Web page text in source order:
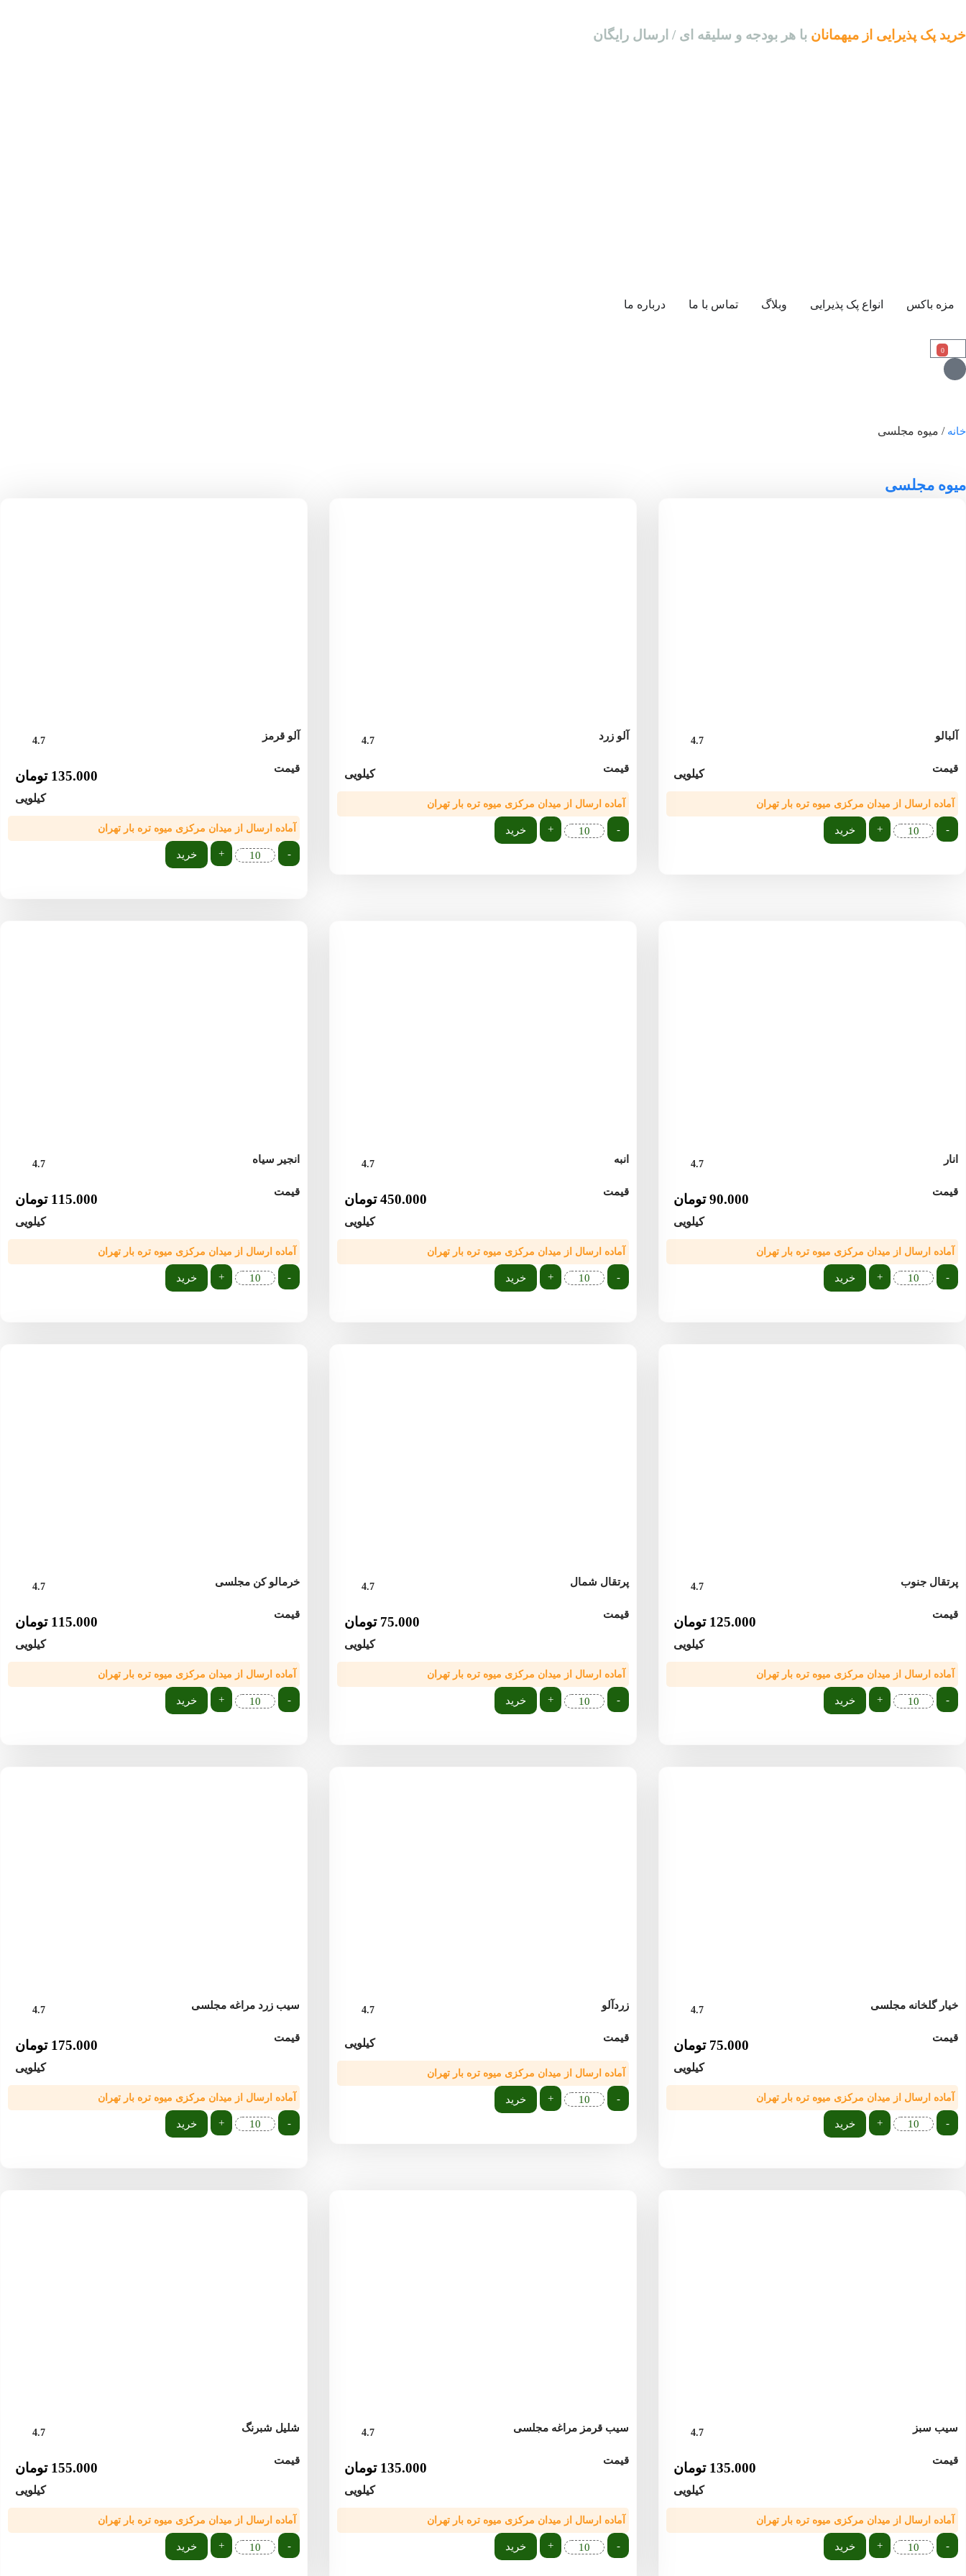
خرید پک پذیرایی از میهمانان با هر بودجه و سلیقه ای / ارسال رایگان
مزه باکس انواع پک پذیرایی وبلاگ تماس با ما درباره ما
0
خانه / میوه مجلسی
میوه مجلسی
آلبالو 4.7
قیمت کیلویی
آماده ارسال از میدان مرکزی میوه تره بار تهران
-
+ خرید
آلو زرد 4.7
قیمت کیلویی
آماده ارسال از میدان مرکزی میوه تره بار تهران
-
+ خرید
آلو قرمز 4.7
قیمت
135.000 تومان
کیلویی
آماده ارسال از میدان مرکزی میوه تره بار تهران
-
+ خرید
انار 4.7
قیمت
90.000 تومان
کیلویی
آماده ارسال از میدان مرکزی میوه تره بار تهران
-
+ خرید
انبه 4.7
قیمت
450.000 تومان
کیلویی
آماده ارسال از میدان مرکزی میوه تره بار تهران
-
+ خرید
انجیر سیاه 4.7
قیمت
115.000 تومان
کیلویی
آماده ارسال از میدان مرکزی میوه تره بار تهران
-
+ خرید
پرتقال جنوب 4.7
قیمت
125.000 تومان
کیلویی
آماده ارسال از میدان مرکزی میوه تره بار تهران
-
+ خرید
پرتقال شمال 4.7
قیمت
75.000 تومان
کیلویی
آماده ارسال از میدان مرکزی میوه تره بار تهران
-
+ خرید
خرمالو کن مجلسی 4.7
قیمت
115.000 تومان
کیلویی
آماده ارسال از میدان مرکزی میوه تره بار تهران
-
+ خرید
خیار گلخانه مجلسی 4.7
قیمت
75.000 تومان
کیلویی
آماده ارسال از میدان مرکزی میوه تره بار تهران
-
+ خرید
زردآلو 4.7
قیمت کیلویی
آماده ارسال از میدان مرکزی میوه تره بار تهران
-
+ خرید
سیب زرد مراغه مجلسی 4.7
قیمت
175.000 تومان
کیلویی
آماده ارسال از میدان مرکزی میوه تره بار تهران
-
+ خرید
سیب سبز 4.7
قیمت
135.000 تومان
کیلویی
آماده ارسال از میدان مرکزی میوه تره بار تهران
-
+ خرید
سیب قرمز مراغه مجلسی 4.7
قیمت
135.000 تومان
کیلویی
آماده ارسال از میدان مرکزی میوه تره بار تهران
-
+ خرید
شلیل شبرنگ 4.7
قیمت
155.000 تومان
کیلویی
آماده ارسال از میدان مرکزی میوه تره بار تهران
-
+ خرید